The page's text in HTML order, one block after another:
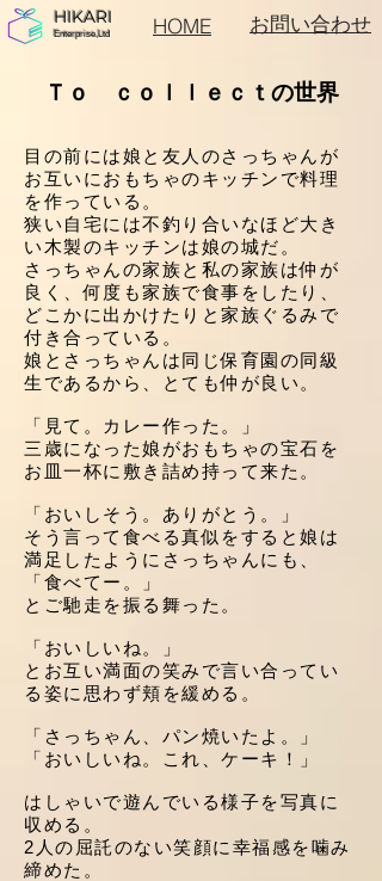
HIKARI
Enterprise,Ltd HOME お問い合わせ
Ｔｏ ｃｏｌｌｅｃｔの世界
目の前には娘と友人のさっちゃんが
お互いにおもちゃのキッチンで料理
を作っている。
狭い自宅には不釣り合いなほど大き
い木製のキッチンは娘の城だ。
さっちゃんの家族と私の家族は仲が
良く、何度も家族で食事をしたり、
どこかに出かけたりと家族ぐるみで
付き合っている。
娘とさっちゃんは同じ保育園の同級
生であるから、とても仲が良い。
「見て。カレー作った。」
三歳になった娘がおもちゃの宝石を
お皿一杯に敷き詰め持って来た。
「おいしそう。ありがとう。」
そう言って食べる真似をすると娘は
満足したようにさっちゃんにも、
「食べてー。」
とご馳走を振る舞った。
「おいしいね。」
とお互い満面の笑みで言い合ってい
る姿に思わず頬を緩める。
「さっちゃん、パン焼いたよ。」
「おいしいね。これ、ケーキ！」
はしゃいで遊んでいる様子を写真に
収める。
2人の屈託のない笑顔に幸福感を噛み
締めた。